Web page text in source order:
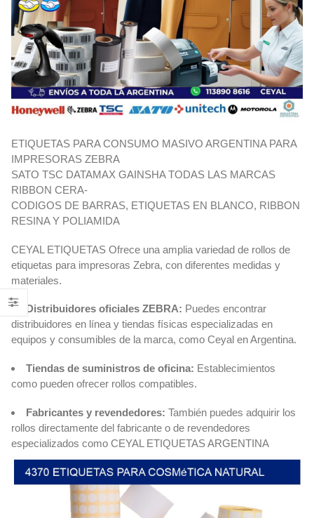
ETIQUETAS PARA CONSUMO MASIVO ARGENTINA PARA
IMPRESORAS ZEBRA
SATO TSC DATAMAX GAINSHA TODAS LAS MARCAS
RIBBON CERA-
CODIGOS DE BARRAS, ETIQUETAS EN BLANCO, RIBBON
RESINA Y POLIAMIDA
CEYAL ETIQUETAS Ofrece una amplia variedad de rollos de
etiquetas para impresoras Zebra, con diferentes medidas y
materiales.
Distribuidores oficiales ZEBRA: Puedes encontrar
distribuidores en línea y tiendas físicas especializadas en
equipos y consumibles de la marca, como Ceyal en Argentina.
Tiendas de suministros de oficina: Establecimientos
como pueden ofrecer rollos compatibles.
Fabricantes y revendedores: También puedes adquirir los
rollos directamente del fabricante o de revendedores
especializados como CEYAL ETIQUETAS ARGENTINA